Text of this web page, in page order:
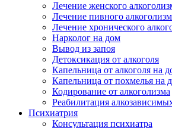
Лечение женского
Лечение пивного
Лечение хронического
Нарколог на дом
Вывод из запоя
Детоксикация от алкоголя
Капельница от алкоголя на
Капельница от похмелья на
Кодирование от алкоголизма
Реабилитация
Психиатрия
Консультация психиатра